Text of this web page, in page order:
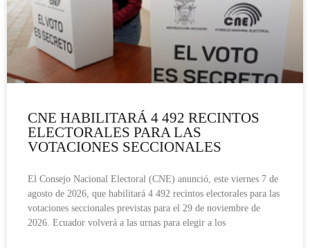
CNE HABILITARÁ 4 492 RECINTOS
ELECTORALES PARA LAS
VOTACIONES SECCIONALES
El Consejo Nacional Electoral (CNE) anunció, este viernes 7 de
agosto de 2026, que habilitará 4 492 recintos electorales para las
votaciones seccionales previstas para el 29 de noviembre de
2026. Ecuador volverá a las urnas para elegir a los